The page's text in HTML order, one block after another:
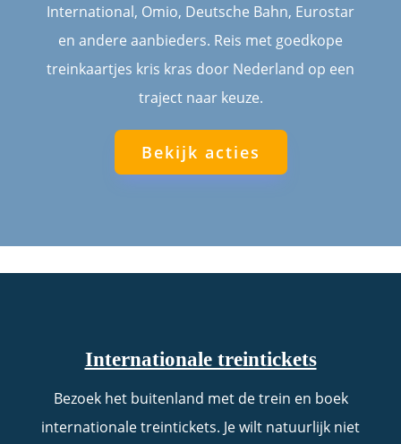
International, Omio, Deutsche Bahn, Eurostar
en andere aanbieders. Reis met goedkope
treinkaartjes kris kras door Nederland op een
traject naar keuze.
Bekijk acties
Internationale treintickets
Bezoek het buitenland met de trein en boek
internationale treintickets. Je wilt natuurlijk niet